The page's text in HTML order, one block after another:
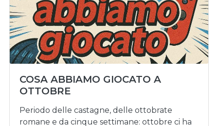
COSA ABBIAMO GIOCATO A
OTTOBRE
Periodo delle castagne, delle ottobrate
romane e da cinque settimane: ottobre ci ha